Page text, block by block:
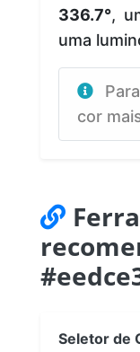
336.7°,
uma
cor
Seletor de